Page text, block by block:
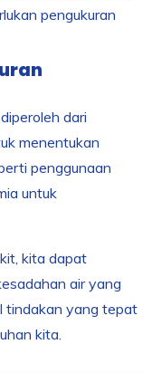
pengukuran
dari
menentukan
penggunaan
untuk
kita dapat
air yang
tindakan yang tepat
kita.